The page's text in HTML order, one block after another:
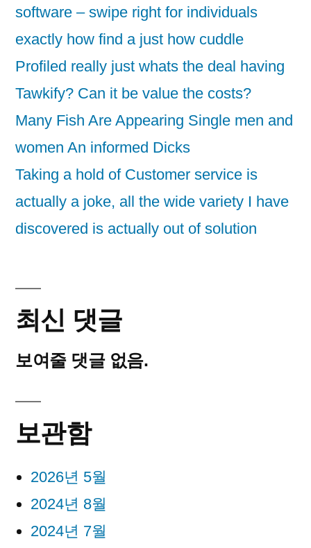
software – swipe right for individuals
exactly how find a just how cuddle
Profiled really just whats the deal having
Tawkify? Can it be value the costs?
Many Fish Are Appearing Single men and
women An informed Dicks
Taking a hold of Customer service is
actually a joke, all the wide variety I have
discovered is actually out of solution
최신 댓글
보여줄 댓글 없음.
보관함
2026년 5월
2024년 8월
2024년 7월